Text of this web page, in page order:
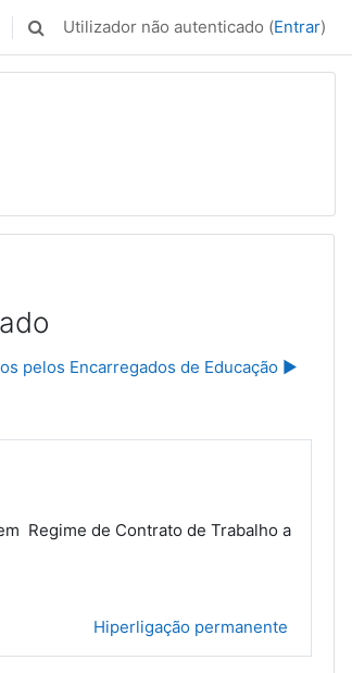
Alternar a entrada da pesquisa
Utilizador não autenticado (Entrar)
pelos Encarregados de Educação ▶︎
Regime de Contrato de Trabalho a
Hiperligação permanente